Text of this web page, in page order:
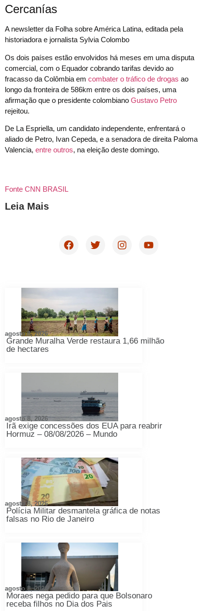
Cercanías
A newsletter da Folha sobre América Latina, editada pela
historiadora e jornalista Sylvia Colombo
Os dois países estão envolvidos há meses em uma disputa
comercial, com o Equador cobrando tarifas devido ao
fracasso da Colômbia em combater o tráfico de drogas ao
longo da fronteira de 586km entre os dois países, uma
afirmação que o presidente colombiano Gustavo Petro
rejeitou.
De La Espriella, um candidato independente, enfrentará o
aliado de Petro, Ivan Cepeda, e a senadora de direita Paloma
Valencia, entre outros, na eleição deste domingo.
Fonte CNN BRASIL
Leia Mais
Grande Muralha Verde restaura 1,66 milhão
de hectares
agosto 8, 2026
Irã exige concessões dos EUA para reabrir
Hormuz – 08/08/2026 – Mundo
agosto 8, 2026
Polícia Militar desmantela gráfica de notas
falsas no Rio de Janeiro
agosto 8, 2026
Moraes nega pedido para que Bolsonaro
receba filhos no Dia dos Pais
agosto 8, 2026